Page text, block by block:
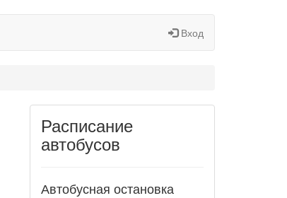
Вход
Расписание
автобусов
Автобусная остановка